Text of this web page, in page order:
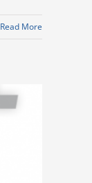
Read More